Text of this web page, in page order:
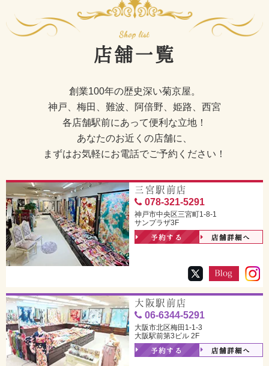
店舗一覧
創業100年の歴史深い菊京屋。
神戸、梅田、難波、阿倍野、姫路、西宮
各店舗駅前にあって便利な立地！
あなたのお近くの店舗に、
まずはお気軽にお電話でご予約ください！
三宮駅前店
078-321-5291
神戸市中央区三宮町1-8-1
サンプラザ3F
予約する 店舗詳細へ
大阪駅前店
06-6344-5291
大阪市北区梅田1-1-3
大阪駅前第3ビル 2F
予約する 店舗詳細へ